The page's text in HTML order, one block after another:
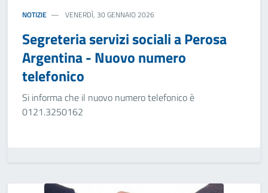
NOTIZIE VENERDÌ, 30 GENNAIO 2026
Segreteria servizi sociali a Perosa
Argentina - Nuovo numero
telefonico
Si informa che il nuovo numero telefonico è
0121.3250162